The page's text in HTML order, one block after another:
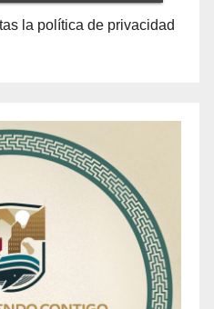
la política de privacidad